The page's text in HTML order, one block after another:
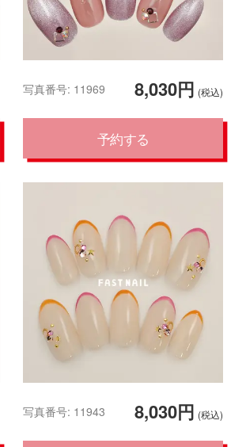
8,030円 (税込)
写真番号: 11969
予約する
8,030円 (税込)
写真番号: 11943